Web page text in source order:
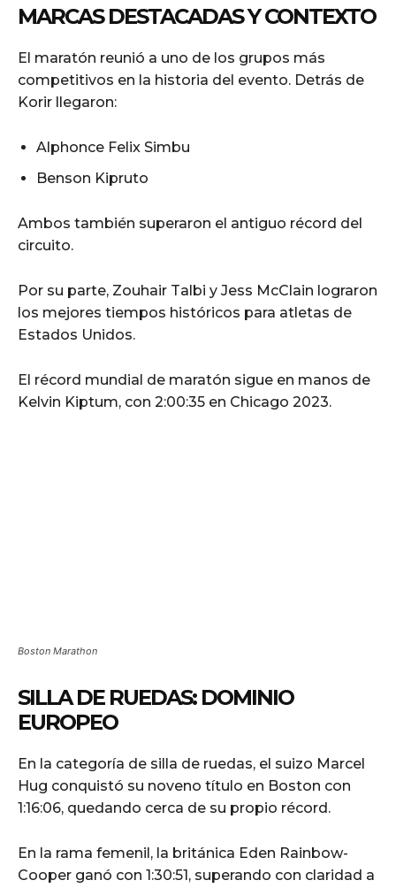
MARCAS DESTACADAS Y CONTEXTO
El maratón reunió a uno de los grupos más
competitivos en la historia del evento. Detrás de
Korir llegaron:
Alphonce Felix Simbu
Benson Kipruto
Ambos también superaron el antiguo récord del
circuito.
Por su parte, Zouhair Talbi y Jess McClain lograron
los mejores tiempos históricos para atletas de
Estados Unidos.
El récord mundial de maratón sigue en manos de
Kelvin Kiptum, con 2:00:35 en Chicago 2023.
Boston Marathon
SILLA DE RUEDAS: DOMINIO
EUROPEO
En la categoría de silla de ruedas, el suizo Marcel
Hug conquistó su noveno título en Boston con
1:16:06, quedando cerca de su propio récord.
En la rama femenil, la británica Eden Rainbow-
Cooper ganó con 1:30:51, superando con claridad a